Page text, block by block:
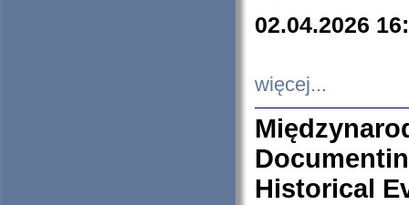
02.04.2026
więcej...
Historical